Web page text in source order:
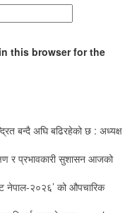
this browser for the
बन्दै अघि बढिरहेको छ : अध्यक्ष
र प्रभावकारी सुशासन आजको
नेपाल-२०२६’ को औपचारिक